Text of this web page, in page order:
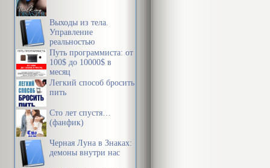
Выходы из тела.
Управление
реальностью
Путь программиста: от
100$ до 10000$ в
месяц
Легкий способ бросить
пить
Сто лет спустя…
(фанфик)
Черная Луна в Знаках:
демоны внутри нас